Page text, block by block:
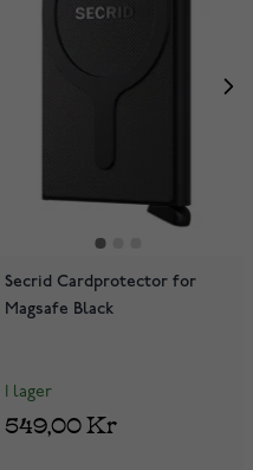
Secrid Cardprotector for
Magsafe Black
I lager
549,00 Kr